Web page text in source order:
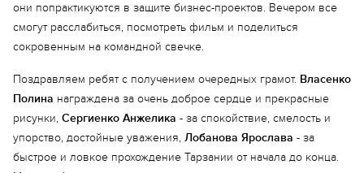
они попрактикуются в защите бизнес-проектов. Вечером все
смогут расслабиться, посмотреть фильм и поделиться
сокровенным на командной свечке.
Поздравляем ребят с получением очередных грамот. Власенко
Полина награждена за очень доброе сердце и прекрасные
рисунки, Сергиенко Анжелика - за спокойствие, смелость и
упорство, достойные уважения, Лобанова Ярослава - за
быстрое и ловкое прохождение Тарзании от начала до конца.